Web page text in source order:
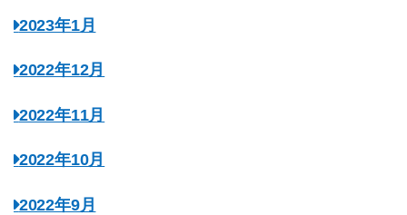
2023年1月
2022年12月
2022年11月
2022年10月
2022年9月